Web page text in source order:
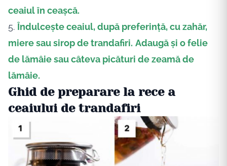
ceaiul în ceașcă.
5. Îndulcește ceaiul, după preferință, cu zahăr,
miere sau sirop de trandafiri. Adaugă și o felie
de lămâie sau câteva picături de zeamă de
lămâie.
Ghid de preparare la rece a
ceaiului de trandafiri